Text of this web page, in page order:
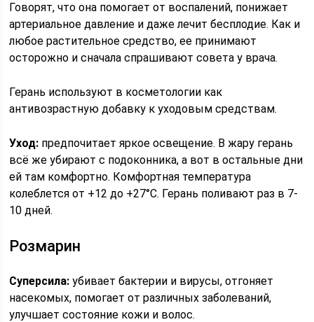
Говорят, что она помогает от воспалений, понижает
артериальное давление и даже лечит бесплодие. Как и
любое растительное средство, ее принимают
осторожно и сначала спрашивают совета у врача.
Герань используют в косметологии как
антивозрастную добавку к уходовым средствам.
Уход: предпочитает яркое освещение. В жару герань
всё же убирают с подоконника, а вот в остальные дни
ей там комфортно. Комфортная температура
колеблется от +12 до +27°C. Герань поливают раз в 7-
10 дней.
Розмарин
Суперсила: убивает бактерии и вирусы, отгоняет
насекомых, помогает от различных заболеваний,
улучшает состояние кожи и волос.